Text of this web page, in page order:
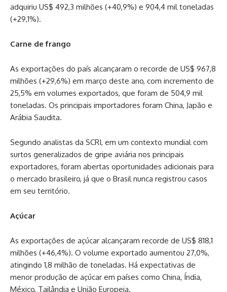
adquiriu US$ 492,3 milhões (+40,9%) e 904,4 mil toneladas
(+29,1%).
Carne de frango
As exportações do país alcançaram o recorde de US$ 967,8
milhões (+29,6%) em março deste ano, com incremento de
25,5% em volumes exportados, que foram de 504,9 mil
toneladas. Os principais importadores foram China, Japão e
Arábia Saudita.
Segundo analistas da SCRI, em um contexto mundial com
surtos generalizados de gripe aviária nos principais
exportadores, foram abertas oportunidades adicionais para
o mercado brasileiro, já que o Brasil nunca registrou casos
em seu território.
Açúcar
As exportações de açúcar alcançaram recorde de US$ 818,1
milhões (+46,4%). O volume exportado aumentou 27,0%,
atingindo 1,8 milhão de toneladas. Há expectativas de
menor produção de açúcar em países como China, Índia,
México, Tailândia e União Europeia.